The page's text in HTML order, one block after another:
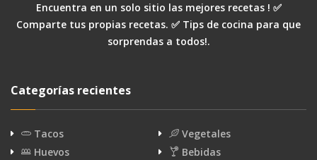
Encuentra en un solo sitio las mejores recetas ! ✅
Comparte tus propias recetas. ✅ Tips de cocina para que
sorprendas a todos!.
Categorías recientes
Tacos
Vegetales
Huevos
Bebidas